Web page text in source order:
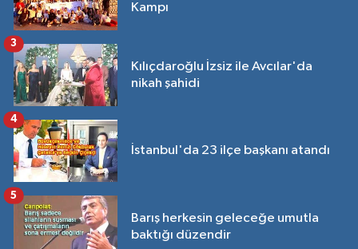
Kampı
Kılıçdaroğlu İzsiz ile Avcılar'da
nikah şahidi
3
İstanbul'da 23 ilçe başkanı atandı
4
Barış herkesin geleceğe umutla
baktığı düzendir
5